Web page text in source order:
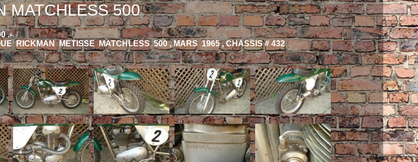
MATCHLESS 500
.-
RICKMAN METISSE MATCHLESS 500 , MARS 1965 , CHASSIS # 432